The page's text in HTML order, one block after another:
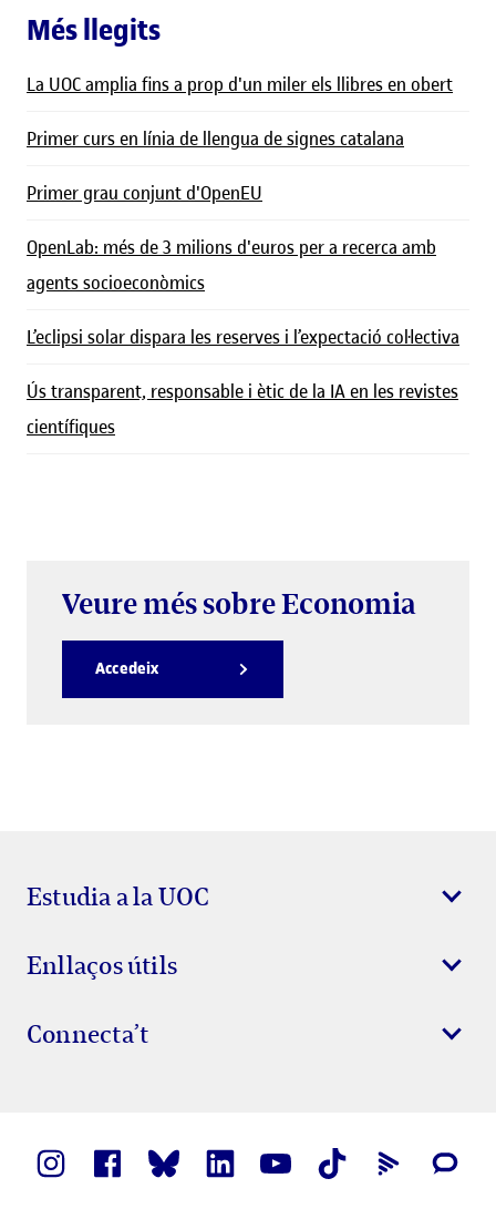
Més llegits
La UOC amplia fins a prop d'un miler els llibres en obert
Primer curs en línia de llengua de signes catalana
Primer grau conjunt d'OpenEU
OpenLab: més de 3 milions d'euros per a recerca amb
agents socioeconòmics
L’eclipsi solar dispara les reserves i l’expectació col·lectiva
Ús transparent, responsable i ètic de la IA en les revistes
científiques
Veure més sobre Economia
Accedeix
Estudia a la UOC
Enllaços útils
Connecta’t